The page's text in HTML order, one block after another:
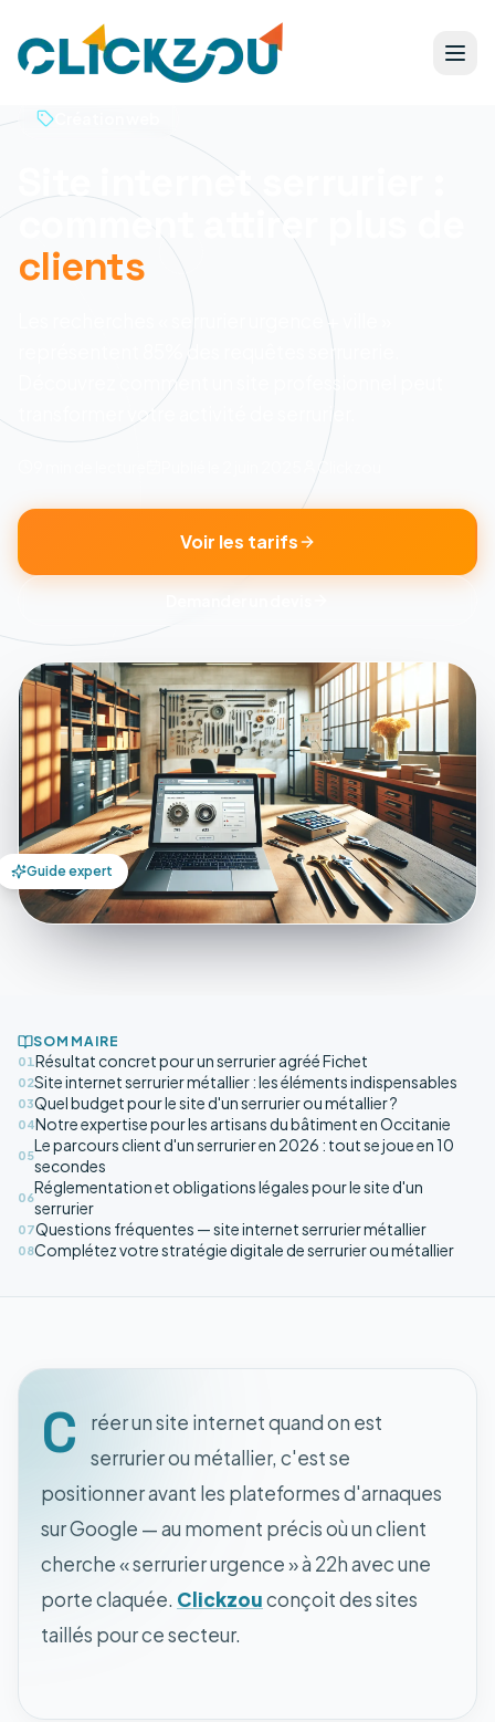
Site internet serrurier :
comment attirer plus de
clients
Les recherches « serrurier urgence + ville »
représentent 85% des requêtes serrurerie.
Découvrez comment un site professionnel peut
transformer votre activité de serrurier.
Clickzou
Voir les tarifs
Guide expert
SOMMAIRE
01Résultat concret pour un serrurier agréé Fichet
02Site internet serrurier métallier : les éléments indispensables
03Quel budget pour le site d'un serrurier ou métallier ?
04Notre expertise pour les artisans du bâtiment en Occitanie
05
Le parcours client d'un serrurier en 2026 : tout se joue en 10
secondes
06
Réglementation et obligations légales pour le site d'un
serrurier
07Questions fréquentes — site internet serrurier métallier
08Complétez votre stratégie digitale de serrurier ou métallier
C
réer un site internet quand on est
serrurier ou métallier, c'est se
positionner avant les plateformes d'arnaques
sur Google — au moment précis où un client
cherche « serrurier urgence » à 22h avec une
porte claquée. Clickzouconçoit des sites
taillés pour ce secteur.